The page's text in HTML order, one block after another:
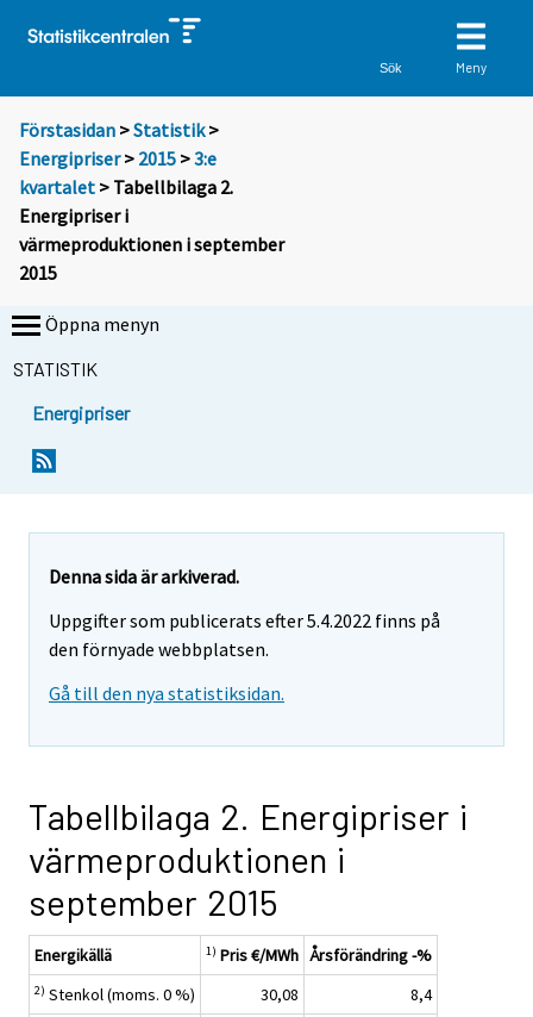
Sök Meny
Förstasidan >Statistik >
Energipriser> 2015 >3:e
kvartalet > Tabellbilaga 2.
Energipriser i
värmeproduktionen i september
2015
Öppna menyn
STATISTIK
Energipriser
Denna sida är arkiverad.
Uppgifter som publicerats efter 5.4.2022 finns på
den förnyade webbplatsen.
Gå till den nya statistiksidan.
Tabellbilaga 2. Energipriser i
värmeproduktionen i
september 2015
Energikällä 1) Pris €/MWh Årsförändring -%
2) Stenkol (moms. 0 %) 30,08
8,4